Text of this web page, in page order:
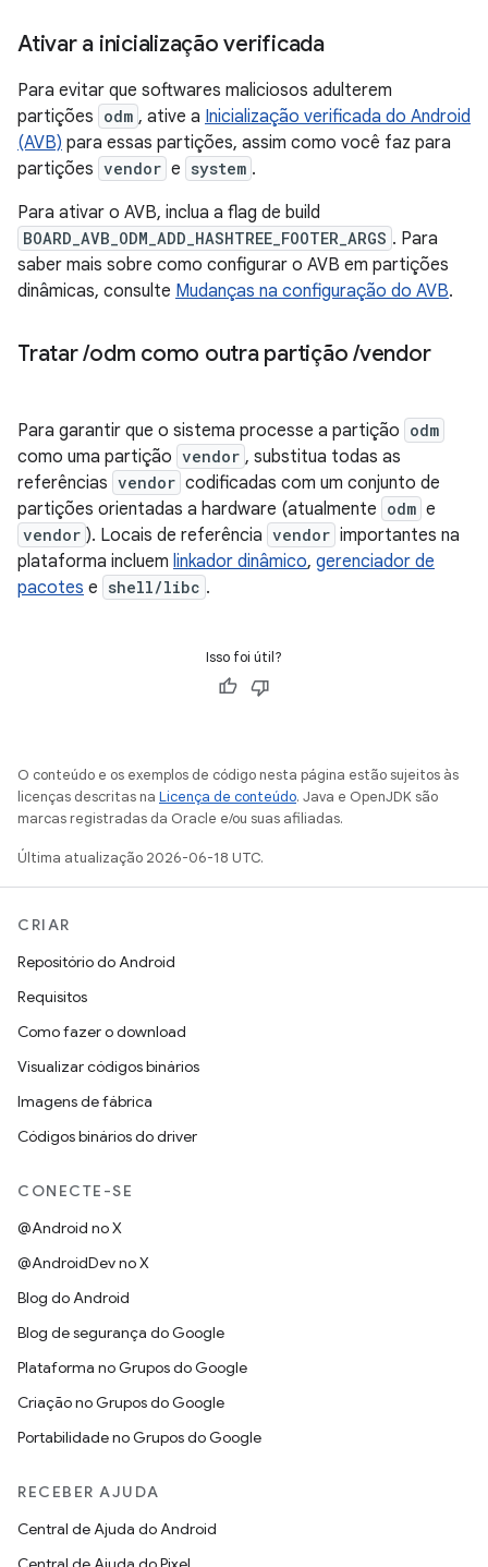
Ativar a inicialização verificada
Para evitar que softwares maliciosos adulterem
partições odm , ative a Inicialização verificada do Android
(AVB) para essas partições, assim como você faz para
partições vendor e system .
Para ativar o AVB, inclua a flag de build
BOARD_AVB_ODM_ADD_HASHTREE_FOOTER_ARGS . Para
saber mais sobre como configurar o AVB em partições
dinâmicas, consulte Mudanças na configuração do AVB.
Tratar/odm como outra partição /vendor
Para garantir que o sistema processe a partição odm
como uma partição vendor , substitua todas as
referências vendor codificadas com um conjunto de
partições orientadas a hardware (atualmente odm e
vendor ). Locais de referência vendor importantes na
plataforma incluem linkador dinâmico, gerenciador de
pacotes e shell/libc .
Isso foi útil?
O conteúdo e os exemplos de código nesta página estão sujeitos às
licenças descritas na Licença de conteúdo. Java e OpenJDK são
marcas registradas da Oracle e/ou suas afiliadas.
Última atualização 2026-06-18 UTC.
CRIAR
Repositório do Android
Requisitos
Como fazer o download
Visualizar códigos binários
Imagens de fábrica
Códigos binários do driver
CONECTE-SE
@Android no X
@AndroidDev no X
Blog do Android
Blog de segurança do Google
Plataforma no Grupos do Google
Criação no Grupos do Google
Portabilidade no Grupos do Google
RECEBER AJUDA
Central de Ajuda do Android